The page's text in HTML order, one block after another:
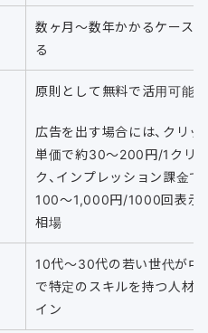
数ヶ月〜数年かかるケース
る
原則として無料で活用可能
広告を出す場合には、クリッ
単価で約30〜200円/1クリ
ク、インプレッション課金で
100〜1,000円/1000回表示
相場
10代〜30代の若い世代が中
で特定のスキルを持つ人材
イン